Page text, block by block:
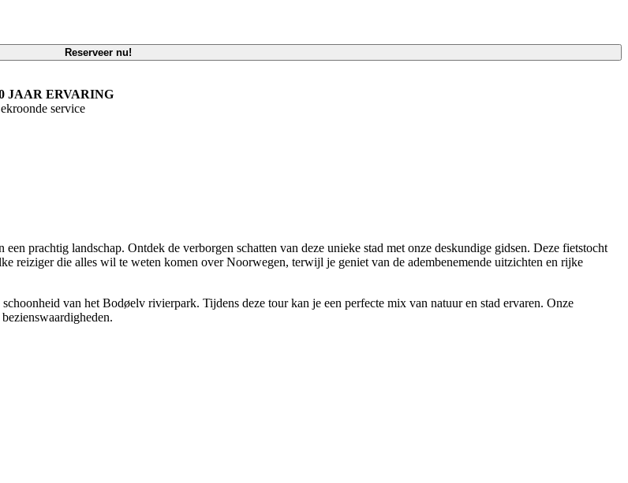
Reserveer nu!
JAAR ERVARING
service
prachtig landschap. Ontdek de verborgen schatten van deze unieke stad met onze deskundige gidsen. Deze fietstocht
reiziger die alles wil te weten komen over Noorwegen, terwijl je geniet van de adembenemende uitzichten en rijke
van het Bodøelv rivierpark. Tijdens deze tour kan je een perfecte mix van natuur en stad ervaren. Onze